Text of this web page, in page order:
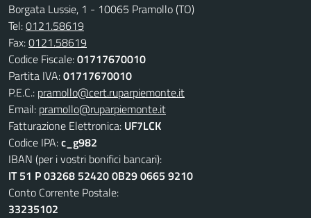
Borgata Lussie, 1 - 10065 Pramollo (TO)
Tel:0121.58619
Fax:0121.58619
Codice Fiscale:01717670010
Partita IVA:01717670010
P.E.C.: pramollo@cert.ruparpiemonte.it
Email: pramollo@ruparpiemonte.it
Fatturazione Elettronica: UF7LCK
Codice IPA:c_g982
IBAN (per i vostri bonifici bancari):
IT 51 P 03268 52420 0B29 0665 9210
Conto Corrente Postale:
33235102